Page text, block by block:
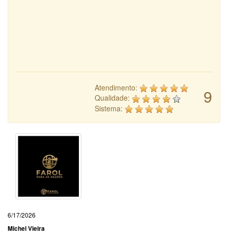
9
Atendimento:
Qualidade:
Sistema:
6/17/2026
Michel Vieira